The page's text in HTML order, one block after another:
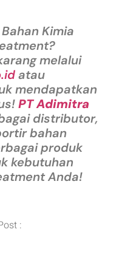
Kimia
melalui
atau
mendapatkan
PT Adimitra
distributor,
bahan
produk
kebutuhan
Anda!
: